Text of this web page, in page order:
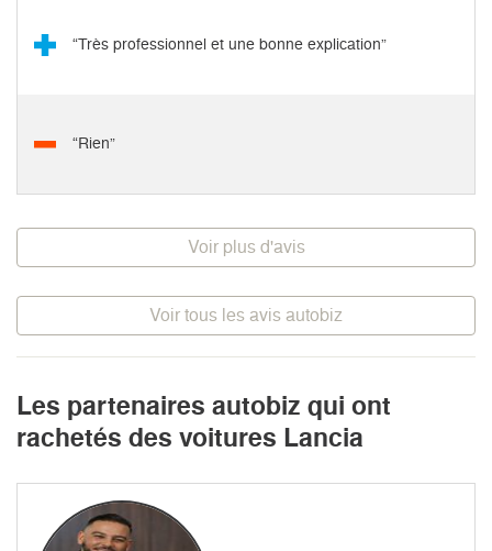
“Très professionnel et une bonne explication”
“Rien”
Voir plus d'avis
Voir tous les avis autobiz
Les partenaires autobiz qui ont
rachetés des voitures Lancia